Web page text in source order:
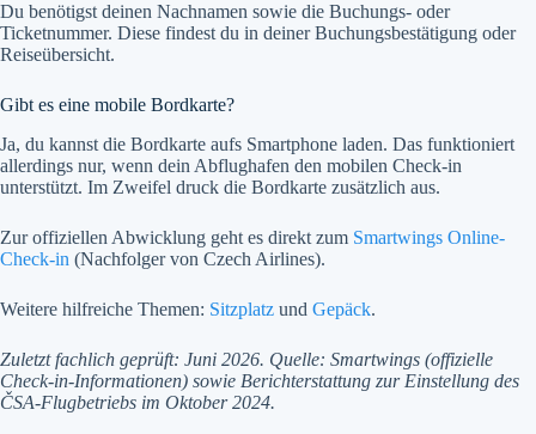
Du benötigst deinen Nachnamen sowie die Buchungs- oder
Ticketnummer. Diese findest du in deiner Buchungsbestätigung oder
Reiseübersicht.
Gibt es eine mobile Bordkarte?
Ja, du kannst die Bordkarte aufs Smartphone laden. Das funktioniert
allerdings nur, wenn dein Abflughafen den mobilen Check-in
unterstützt. Im Zweifel druck die Bordkarte zusätzlich aus.
Zur offiziellen Abwicklung geht es direkt zum Smartwings Online-
Check-in (Nachfolger von Czech Airlines).
Weitere hilfreiche Themen: Sitzplatz und Gepäck.
Zuletzt fachlich geprüft: Juni 2026. Quelle: Smartwings (offizielle
Check-in-Informationen) sowie Berichterstattung zur Einstellung des
ČSA-Flugbetriebs im Oktober 2024.